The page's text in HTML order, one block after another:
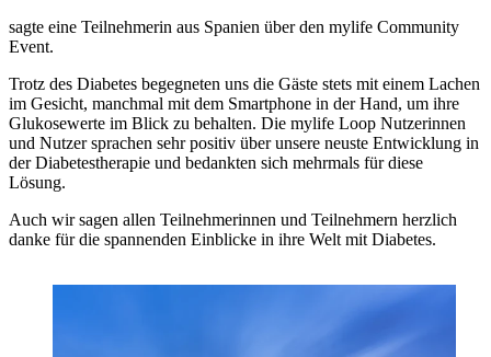
sagte eine Teilnehmerin aus Spanien über den mylife Community
Event.
Trotz des Diabetes begegneten uns die Gäste stets mit einem Lachen
im Gesicht, manchmal mit dem Smartphone in der Hand, um ihre
Glukosewerte im Blick zu behalten. Die mylife Loop Nutzerinnen
und Nutzer sprachen sehr positiv über unsere neuste Entwicklung in
der Diabetestherapie und bedankten sich mehrmals für diese
Lösung.
Auch wir sagen allen Teilnehmerinnen und Teilnehmern herzlich
danke für die spannenden Einblicke in ihre Welt mit Diabetes.